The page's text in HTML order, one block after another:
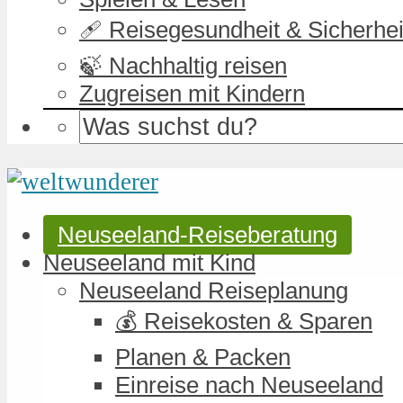
🩹 Reisegesundheit &
🍃 Nachhaltig reisen
Zugreisen mit Kindern
Neuseeland-Reiseberatung
Neuseeland mit Kind
Neuseeland Reiseplanung
💰 Reisekosten & Sparen
Planen & Packen
Einreise nach Neuseeland